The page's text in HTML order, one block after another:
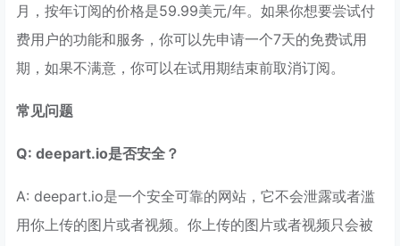
月，按年订阅的价格是59.99美元/年。如果你想要尝试付
费用户的功能和服务，你可以先申请一个7天的免费试用
期，如果不满意，你可以在试用期结束前取消订阅。
常见问题
Q: deepart.io是否安全？
A: deepart.io是一个安全可靠的网站，它不会泄露或者滥
用你上传的图片或者视频。你上传的图片或者视频只会被